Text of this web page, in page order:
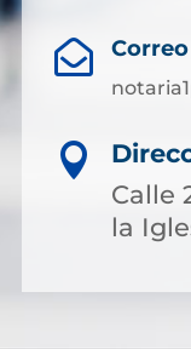


Calle
la